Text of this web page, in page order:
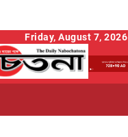
Friday, August 7, 2026